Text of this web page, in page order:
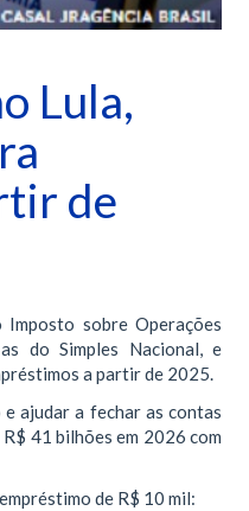
Lula,
de
sobre Operações
do Simples Nacional, e
a partir de 2025.
ajudar a fechar as contas
41 bilhões em 2026 com
de R$ 10 mil: